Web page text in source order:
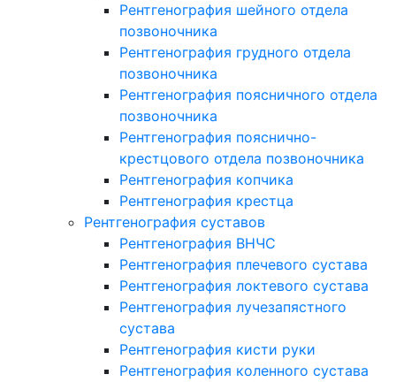
Рентгенография шейного отдела
позвоночника
Рентгенография грудного отдела
позвоночника
Рентгенография поясничного отдела
позвоночника
Рентгенография пояснично-
крестцового отдела позвоночника
Рентгенография копчика
Рентгенография крестца
Рентгенография суставов
Рентгенография ВНЧС
Рентгенография плечевого сустава
Рентгенография локтевого сустава
Рентгенография лучезапястного
сустава
Рентгенография кисти руки
Рентгенография коленного сустава